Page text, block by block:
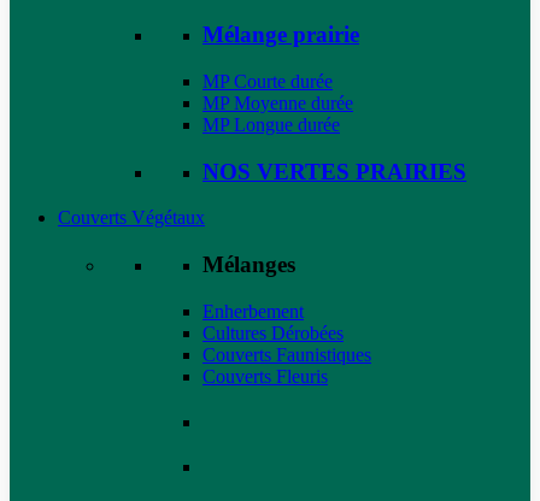
Mélange prairie
MP Courte durée
MP Moyenne durée
MP Longue durée
NOS VERTES PRAIRIES
Couverts Végétaux
Mélanges
Enherbement
Cultures Dérobées
Couverts Faunistiques
Couverts Fleuris